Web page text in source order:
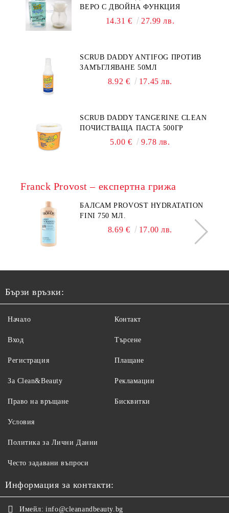
ВЕРО С ДВОЙНА ФУНКЦИЯ
14.31 € 27.99 лв.
SCRUB DADDY ANTIFOG ПРОТИВ
ЗАМЪГЛЯВАНЕ 50МЛ
8.92 € 17.45 лв.
SCRUB DADDY TANGERINE CLEAN
ПОЧИСТВАЩА ПАСТА 500ГР
5.00 € 9.78 лв.
Franck Provost – експертна грижа
БАЛСАМ PROVOST HYDRATATION
FINI 750 МЛ.
8.69 € 17.00 лв.
Бързи връзки:
Начало
Вход
Регистрация
За Clean&Beauty
Контакт
Търсене
Плащане
Рекламации
Право на връщане
Условия
Политика за Лични Данни
Често задавани въпроси
Бисквитки
Информация за контакти:
Имейл: info@cleanandbeauty.bg